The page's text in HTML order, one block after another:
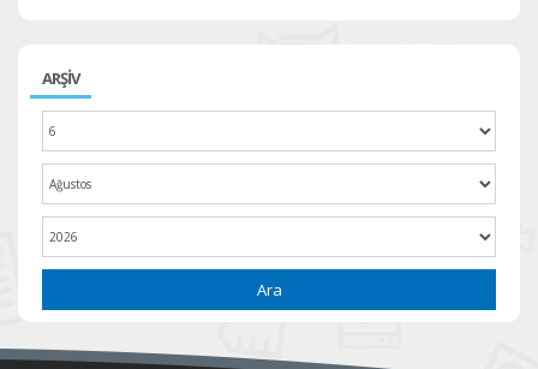
ARŞİV
Ara